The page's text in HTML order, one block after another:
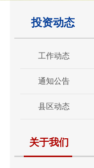
投资动态
工作动态
通知公告
县区动态
关于我们